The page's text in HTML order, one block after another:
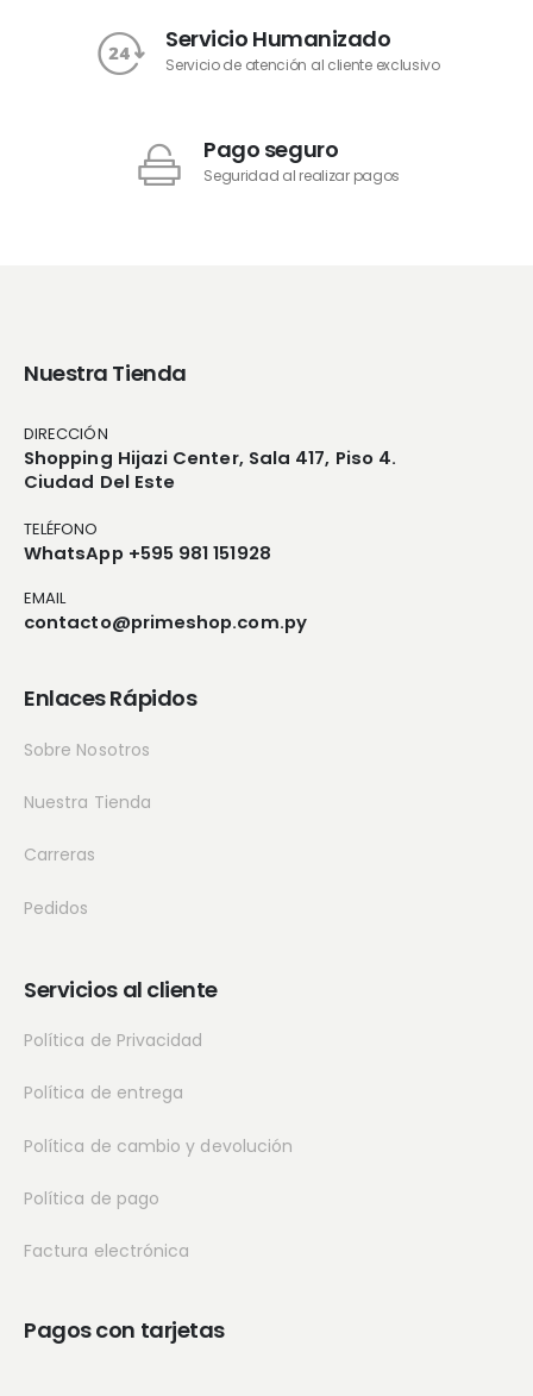
Servicio Humanizado
Servicio de atención al cliente exclusivo
Pago seguro
Seguridad al realizar pagos
Nuestra Tienda
DIRECCIÓN
Shopping Hijazi Center, Sala 417, Piso 4.
Ciudad Del Este
TELÉFONO
WhatsApp +595 981 151928
EMAIL
contacto@primeshop.com.py
Enlaces Rápidos
Sobre Nosotros
Nuestra Tienda
Carreras
Pedidos
Servicios al cliente
Política de Privacidad
Política de entrega
Política de cambio y devolución
Política de pago
Factura electrónica
Pagos con tarjetas